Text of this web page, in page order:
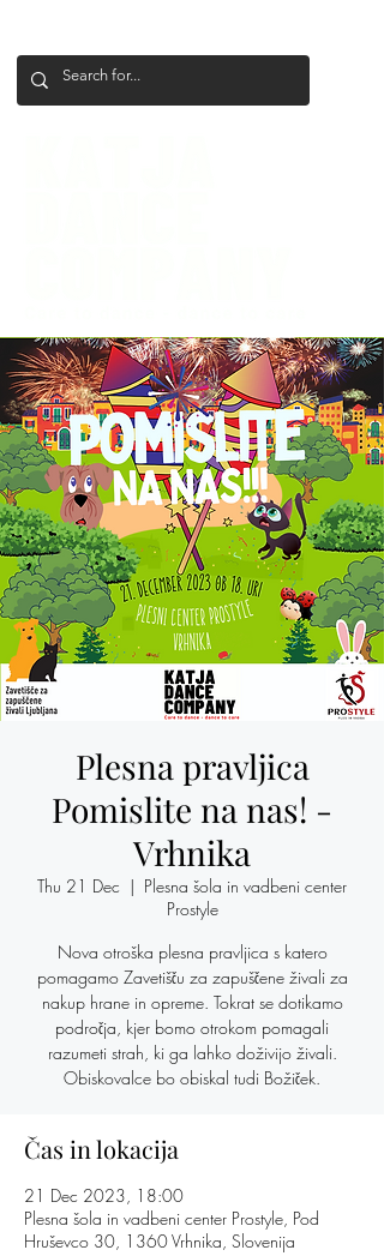
Plesna pravljica
Pomislite na nas! -
Vrhnika
Thu 21 Dec
  |
Plesna šola in vadbeni center
Prostyle
Nova otroška plesna pravljica s katero
pomagamo Zavetišču za zapuščene živali za
nakup hrane in opreme. Tokrat se dotikamo
področja, kjer bomo otrokom pomagali
razumeti strah, ki ga lahko doživijo živali.
Obiskovalce bo obiskal tudi Božiček.
Čas in lokacija
21 Dec 2023, 18:00
Plesna šola in vadbeni center Prostyle, Pod
Hruševco 30, 1360 Vrhnika, Slovenija